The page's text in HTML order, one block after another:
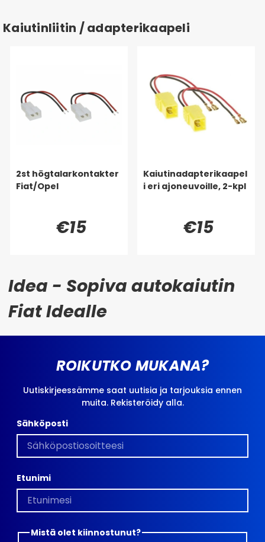
Kaiutinliitin / adapterikaapeli
2st högtalarkontakter
Fiat/Opel
€15
Kaiutinadapterikaapel
i eri ajoneuvoille, 2-kpl
€15
Idea - Sopiva autokaiutin
Fiat Idealle
ROIKUTKO MUKANA?
Uutiskirjeessämme saat uutisia ja tarjouksia ennen
muita. Rekisteröidy alla.
Sähköposti
Etunimi
Mistä olet kiinnostunut?